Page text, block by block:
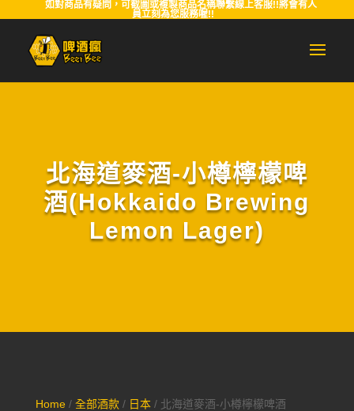
如對商品有疑問，可截圖或複製商品名稱聯繫線上客服!!將會有人
員立刻為您服務喔!!
北海道麥酒-小樽檸檬啤
酒(Hokkaido Brewing
Lemon Lager)
Home/ 全部酒款/ 日本/ 北海道麥酒-小樽檸檬啤酒